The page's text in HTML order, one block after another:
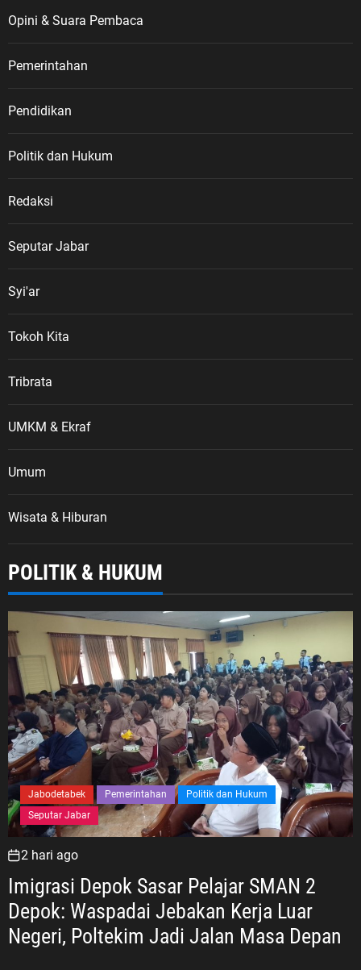
Opini & Suara Pembaca
Pemerintahan
Pendidikan
Politik dan Hukum
Redaksi
Seputar Jabar
Syi'ar
Tokoh Kita
Tribrata
UMKM & Ekraf
Umum
Wisata & Hiburan
POLITIK & HUKUM
Jabodetabek Pemerintahan
Politik dan Hukum
Seputar Jabar
2 hari ago
Imigrasi Depok Sasar Pelajar SMAN 2
Depok: Waspadai Jebakan Kerja Luar